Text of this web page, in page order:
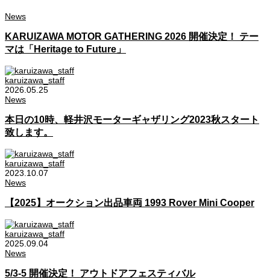
News
KARUIZAWA MOTOR GATHERING 2026 開催決定！ テー
マは「Heritage to Future」
karuizawa_staff
2026.05.25
News
本日の10時、軽井沢モーターギャザリング2023秋スタート
致します。
karuizawa_staff
2023.10.07
News
【2025】オークション出品車両 1993 Rover Mini Cooper
karuizawa_staff
2025.09.04
News
5/3-5 開催決定！ アウトドアフェスティバル